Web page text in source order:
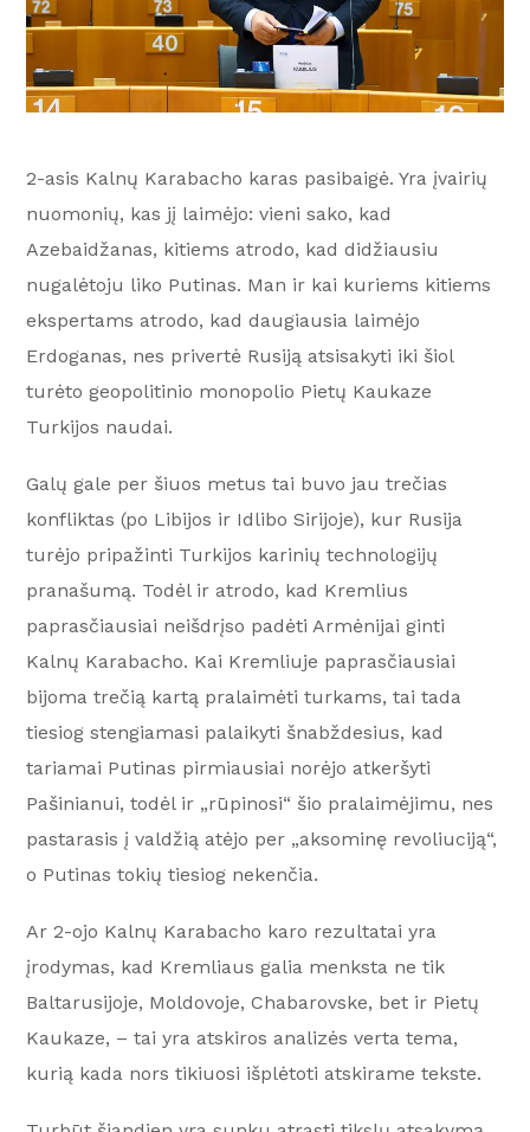
2-asis Kalnų Karabacho karas pasibaigė. Yra įvairių
nuomonių, kas jį laimėjo: vieni sako, kad
Azebaidžanas, kitiems atrodo, kad didžiausiu
nugalėtoju liko Putinas. Man ir kai kuriems kitiems
ekspertams atrodo, kad daugiausia laimėjo
Erdoganas, nes privertė Rusiją atsisakyti iki šiol
turėto geopolitinio monopolio Pietų Kaukaze
Turkijos naudai.
Galų gale per šiuos metus tai buvo jau trečias
konfliktas (po Libijos ir Idlibo Sirijoje), kur Rusija
turėjo pripažinti Turkijos karinių technologijų
pranašumą. Todėl ir atrodo, kad Kremlius
paprasčiausiai neišdrįso padėti Armėnijai ginti
Kalnų Karabacho. Kai Kremliuje paprasčiausiai
bijoma trečią kartą pralaimėti turkams, tai tada
tiesiog stengiamasi palaikyti šnabždesius, kad
tariamai Putinas pirmiausiai norėjo atkeršyti
Pašinianui, todėl ir „rūpinosi“ šio pralaimėjimu, nes
pastarasis į valdžią atėjo per „aksominę revoliuciją“,
o Putinas tokių tiesiog nekenčia.
Ar 2-ojo Kalnų Karabacho karo rezultatai yra
įrodymas, kad Kremliaus galia menksta ne tik
Baltarusijoje, Moldovoje, Chabarovske, bet ir Pietų
Kaukaze, – tai yra atskiros analizės verta tema,
kurią kada nors tikiuosi išplėtoti atskirame tekste.